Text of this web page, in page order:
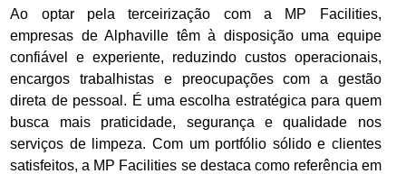
Ao optar pela terceirização com a MP Facilities,
empresas de Alphaville têm à disposição uma equipe
confiável e experiente, reduzindo custos operacionais,
encargos trabalhistas e preocupações com a gestão
direta de pessoal. É uma escolha estratégica para quem
busca mais praticidade, segurança e qualidade nos
serviços de limpeza. Com um portfólio sólido e clientes
satisfeitos, a MP Facilities se destaca como referência em